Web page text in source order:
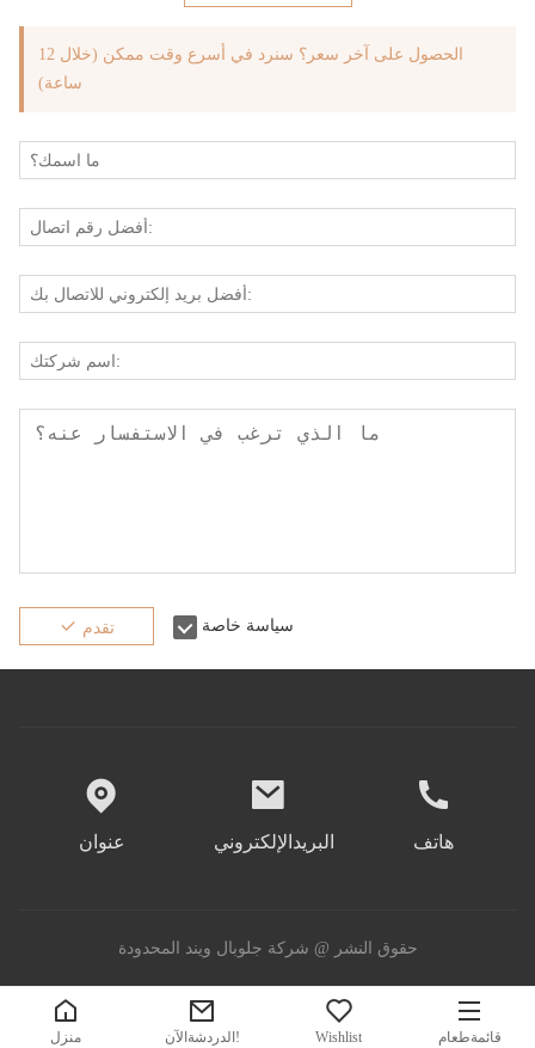
الحصول على آخر سعر؟ سنرد في أسرع وقت ممكن (خلال 12
ساعة)
تقدم سياسة خاصة
منزل الدردشةالآن! Wishlist قائمةطعام
عنوان البريدالإلكتروني هاتف
حقوق النشر @ شركة جلوبال ويند المحدودة